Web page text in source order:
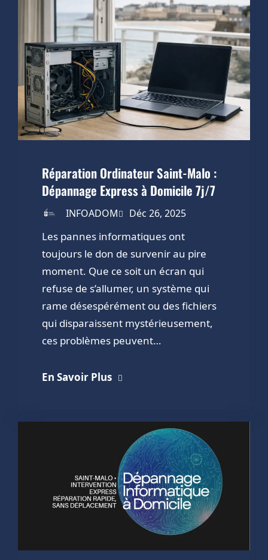
Réparation Ordinateur Saint-Malo :
Dépannage Express à Domicile 7j/7
INFOADOM Déc 26, 2025
Les pannes informatiques ont
toujours le don de survenir au pire
moment. Que ce soit un écran qui
refuse de s’allumer, un système qui
rame désespérément ou des fichiers
qui disparaissent mystérieusement,
ces problèmes peuvent…
En Savoir Plus